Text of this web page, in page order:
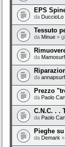
EPS
da DuccioLo
Tessuto
da Minue »
da Mamosurf
da annapsurf
Prezzo
da Paolo
C.N.C. . .
da Paolo
Pieghe
da Demark